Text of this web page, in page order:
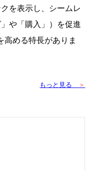
を表示し、シームレ
や「購入」）を促進
高める特長がありま
もっと見る ＞